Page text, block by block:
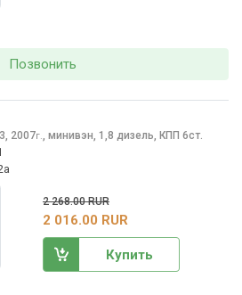
Позвонить
3, 2007г., минивэн, 1,8 дизель, КПП 6ст.
2 268.00 RUR
2 016.00 RUR
Купить